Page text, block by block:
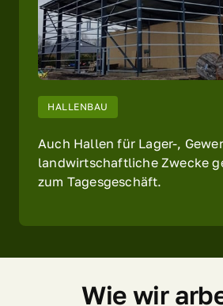
HALLENBAU
Auch Hallen für Lager-,
landwirtschaftliche Zwecke
zum Tagesgeschäft.
Wie wir